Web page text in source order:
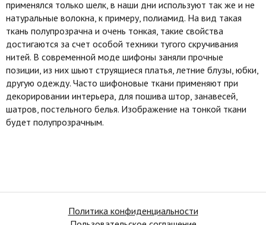
применялся только шелк, в наши дни используют так же и не
натуральные волокна, к примеру, полиамид. На вид такая
ткань полупрозрачна и очень тонкая, такие свойства
достигаются за счет особой техники тугого скручивания
нитей. В современной моде шифоны заняли прочные
позиции, из них шьют струящиеся платья, летние блузы, юбки,
другую одежду. Часто шифоновые ткани применяют при
декорировании интерьера, для пошива штор, занавесей,
шатров, постельного белья. Изображение на тонкой ткани
будет полупрозрачным.
Политика конфиденциальности